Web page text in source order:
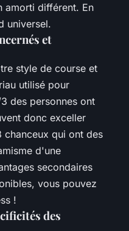
amorti différent. En
universel.
et
style de course et
utilisé pour
des personnes ont
donc exceller
chanceux qui ont des
d'une
secondaires
vous pouvez
!
des